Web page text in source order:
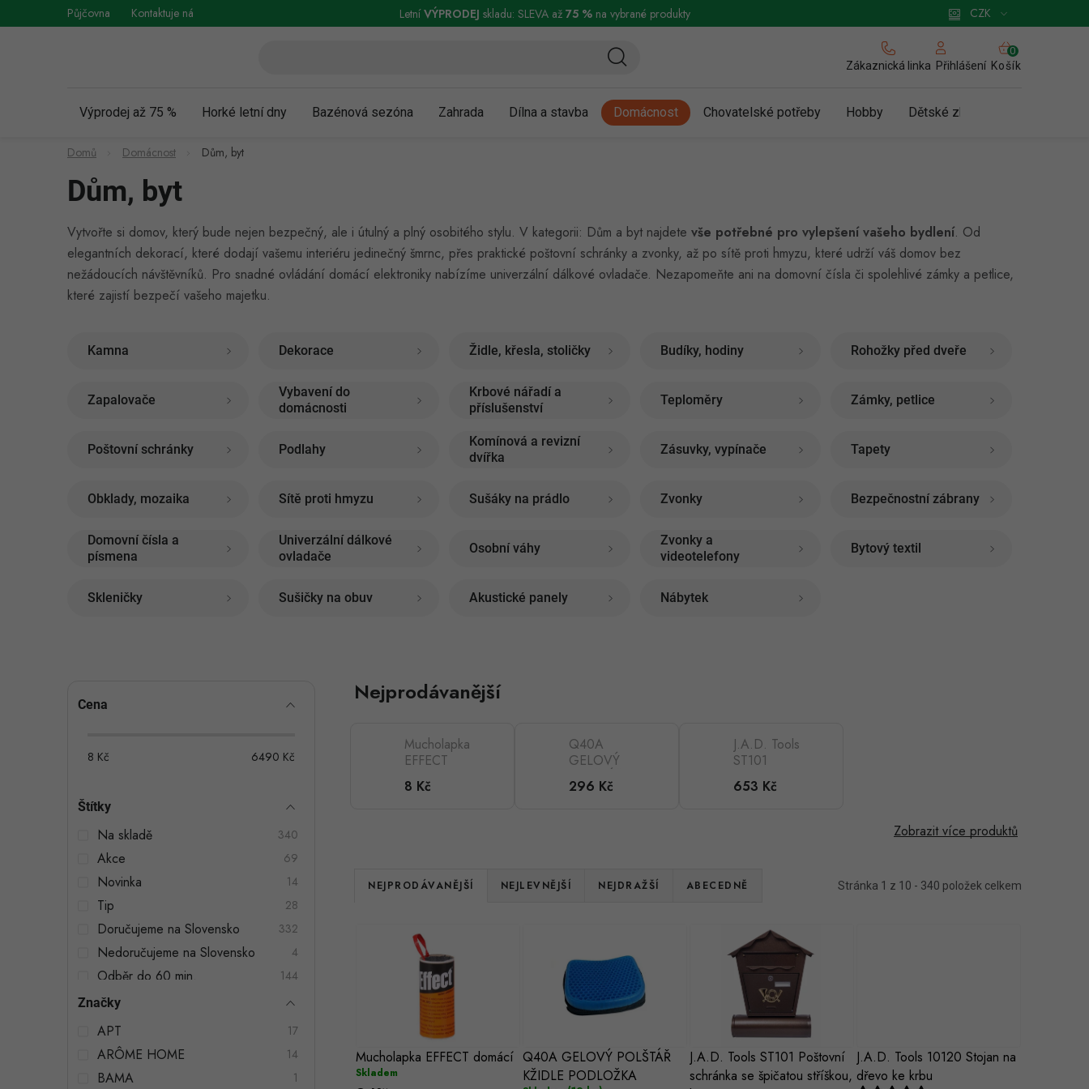
na
Půjčovna Kontaktuje nás Vrácení a reklamace Podmínky ochrany osobních údajů Obchodní podmínky pro podnikatele Zásady používání cookies
CZK
LetníVÝPRODEJ skladu: SLEVA až 75 %na vybrané produkty
Zákaznická linka Přihlášení
NÁKUPNÍ
KOŠÍK
Košík
Výprodej až 75 % Horké letní dny Bazénová sezóna Zahrada Dílna a stavba Domácnost Chovatelské potřeby Hobby Dětské zboží a hračky
Domů Domácnost Dům, byt
Dům, byt
Vytvořte si domov, který bude nejen bezpečný, ale i útulný a plný osobitého stylu. V kategorii: Dům a byt najdete vše potřebné pro vylepšení vašeho bydlení. Od
elegantních dekorací, které dodají vašemu interiéru jedinečný šmrnc, přes praktické poštovní schránky a zvonky, až po sítě proti hmyzu, které udrží váš domov bez
nežádoucích návštěvníků. Pro snadné ovládání domácí elektroniky nabízíme univerzální dálkové ovladače. Nezapomeňte ani na domovní čísla či spolehlivé zámky a petlice,
které zajistí bezpečí vašeho majetku.
Kamna Dekorace Židle, křesla, stoličky Budíky, hodiny Rohožky před dveře
Zapalovače
Vybavení do
domácnosti
Krbové nářadí a
příslušenství
Teploměry Zámky, petlice
Poštovní schránky Podlahy
Komínová a revizní
dvířka
Zásuvky, vypínače Tapety
Obklady, mozaika Sítě proti hmyzu Sušáky na prádlo Zvonky Bezpečnostní zábrany
Domovní čísla a
písmena
Univerzální dálkové
ovladače
Osobní váhy
Zvonky a
videotelefony
Bytový textil
Skleničky Sušičky na obuv Akustické panely Nábytek
P
a
Cena
8 Kč 6490 Kč
Štítky
Na skladě 340
Akce 69
Novinka 14
Tip 28
Doručujeme na Slovensko 332
Nedoručujeme na Slovensko 4
Odběr do 60 min. 144
Značky
APT 17
ARÔME HOME 14
BAMA 1
Nejprodávanější
Mucholapka
EFFECT
domácí
8 Kč
Q40A
GELOVÝ
POLŠTÁŘ
KŽIDLE
296 Kč
J.A.D. Tools
ST101
Poštovní
schránka se
653 Kč
Zobrazit více produktů
Stránka 1 z 10 - 340 položek celkem
Ř
p
NEJPRODÁVANĚJŠÍ NEJLEVNĚJŠÍ NEJDRAŽŠÍ ABECEDNĚ
s
Mucholapka EFFECT domácí
Skladem
Q40A GELOVÝ POLŠTÁŘ
KŽIDLE PODLOŽKA
J.A.D. Tools ST101 Poštovní
schránka se špičatou stříškou,
J.A.D. Tools 10120 Stojan na
dřevo ke krbu